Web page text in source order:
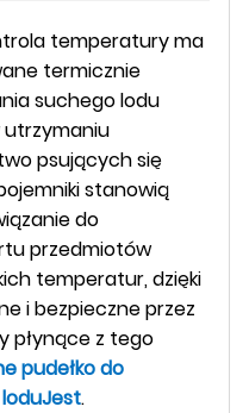
temperatury ma
termicznie
suchego lodu
utrzymaniu
psujących się
stanowią
do
przedmiotów
temperatur, dzięki
i bezpieczne przez
płynące z tego
pudełko do
Jest.